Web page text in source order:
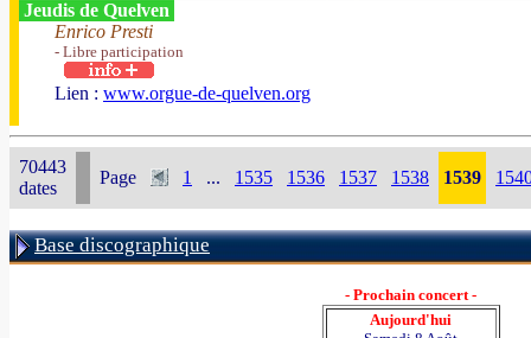
Jeudis de Quelven
Enrico Presti
- Libre participation
Lien : www.orgue-de-quelven.org
70443
dates
Page 1 ... 1535 1536 1537 1538 1539
Base discographique
- Prochain concert -
Aujourd'hui